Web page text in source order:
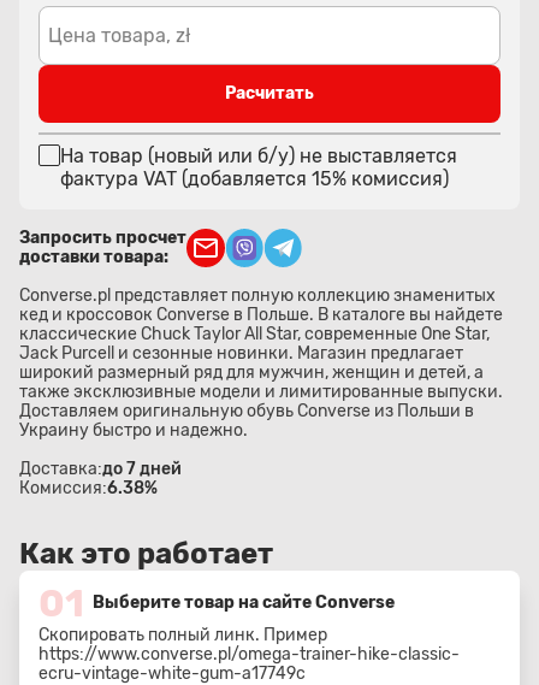
Цена товара, zł
Расчитать
На товар (новый или б/у) не выставляется
фактура VAT (добавляется 15% комиссия)
Запросить просчет
доставки товара:
Converse.pl представляет полную коллекцию знаменитых
кед и кроссовок Converse в Польше. В каталоге вы найдете
классические Chuck Taylor All Star, современные One Star,
Jack Purcell и сезонные новинки. Магазин предлагает
широкий размерный ряд для мужчин, женщин и детей, а
также эксклюзивные модели и лимитированные выпуски.
Доставляем оригинальную обувь Converse из Польши в
Украину быстро и надежно.
Доставка:до 7 дней
Комиссия:6.38%
Как это работает
01
Выберите товар на сайте Converse
Скопировать полный линк. Пример
https://www.converse.pl/omega-trainer-hike-classic-
ecru-vintage-white-gum-a17749c